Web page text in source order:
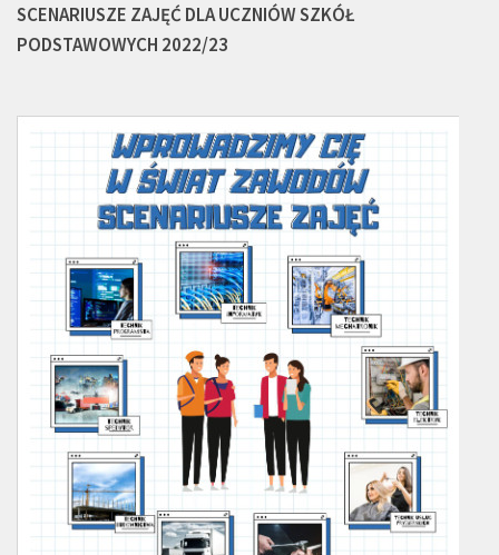
SCENARIUSZE ZAJĘĆ DLA UCZNIÓW SZKÓŁ
PODSTAWOWYCH 2022/23